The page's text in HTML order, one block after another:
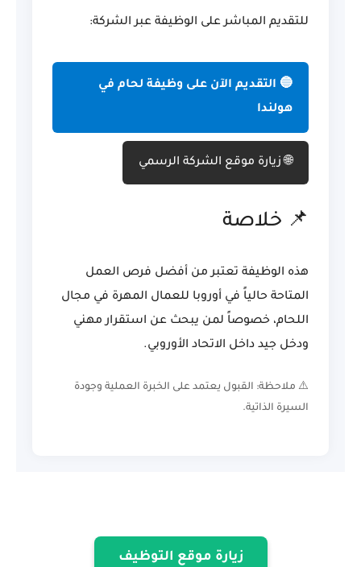
للتقديم المباشر على الوظيفة عبر الشركة:
🔵 التقديم الآن على وظيفة لحام في
هولندا
🌐 زيارة موقع الشركة الرسمي
📌 خلاصة
هذه الوظيفة تعتبر من أفضل فرص العمل
المتاحة حالياً في أوروبا للعمال المهرة في مجال
اللحام، خصوصاً لمن يبحث عن استقرار مهني
ودخل جيد داخل الاتحاد الأوروبي.
⚠️ ملاحظة: القبول يعتمد على الخبرة العملية وجودة
السيرة الذاتية.
زيارة موقع التوظيف